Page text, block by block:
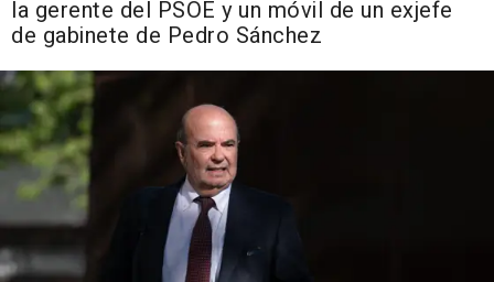
la gerente del PSOE y un móvil de un exjefe
de gabinete de Pedro Sánchez